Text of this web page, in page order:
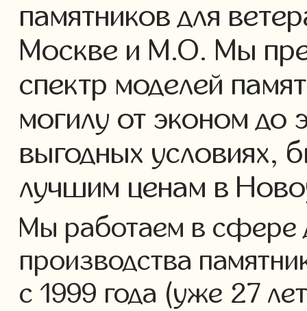
памятников для
Москве и М.О. Мы
спектр моделей
могилу от эконом до
выгодных условиях,
лучшим ценам в
Мы работаем в сфере
производства
с 1999 года (уже 27